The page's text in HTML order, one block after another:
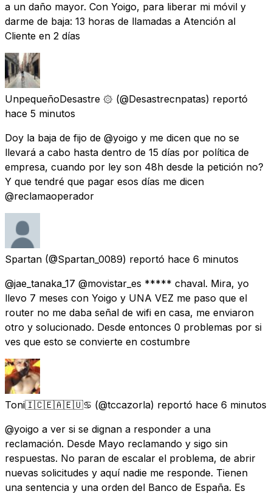
a un daño mayor. Con Yoigo, para liberar mi móvil y
darme de baja: 13 horas de llamadas a Atención al
Cliente en 2 días
UnpequeñoDesastre ۞ (@Desastrecnpatas) reportó
hace 5 minutos
Doy la baja de fijo de @yoigo y me dicen que no se
llevará a cabo hasta dentro de 15 días por política de
empresa, cuando por ley son 48h desde la petición no?
Y que tendré que pagar esos días me dicen
@reclamaoperador
Spartan (@Spartan_0089) reportó hace 6 minutos
@jae_tanaka_17 @movistar_es ***** chaval. Mira, yo
llevo 7 meses con Yoigo y UNA VEZ me paso que el
router no me daba señal de wifi en casa, me enviaron
otro y solucionado. Desde entonces 0 problemas por si
ves que esto se convierte en costumbre
Toni🇮🇨🇪🇦🇪🇺♋ (@tccazorla) reportó hace 6 minutos
@yoigo a ver si se dignan a responder a una
reclamación. Desde Mayo reclamando y sigo sin
respuestas. No paran de escalar el problema, de abrir
nuevas solicitudes y aquí nadie me responde. Tienen
una sentencia y una orden del Banco de España. Es